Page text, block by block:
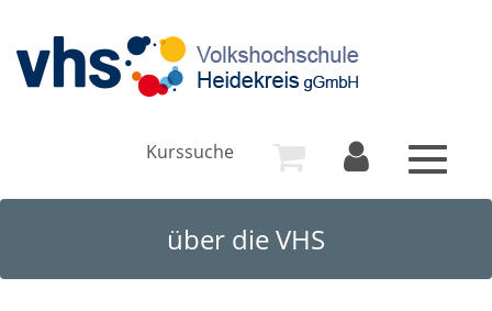
Kurssuche
Toggle
über die VHS